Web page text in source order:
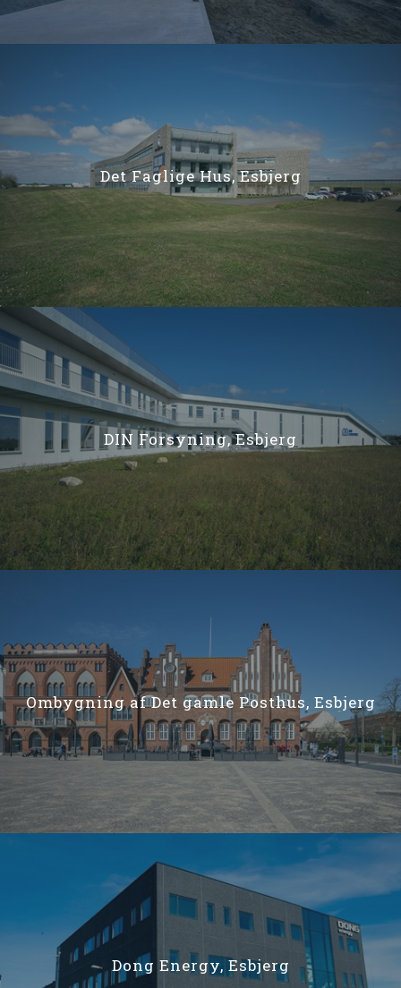
Det Faglige Hus, Esbjerg
DIN Forsyning, Esbjerg
Ombygning af Det gamle Posthus, Esbjerg
Dong Energy, Esbjerg